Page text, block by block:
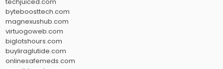
byteboosttech.com
magnexushub.com
virtuogoweb.com
biglotshours.com
buyliraglutide.com
onlinesafemeds.com